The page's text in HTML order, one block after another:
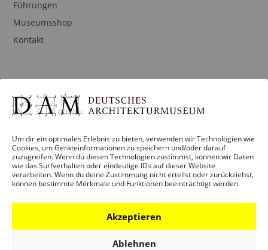
Um dir ein optimales Erlebnis zu bieten, verwenden wir Technologien wie
Cookies, um Geräteinformationen zu speichern und/oder darauf
zuzugreifen. Wenn du diesen Technologien zustimmst, können wir Daten
wie das Surfverhalten oder eindeutige IDs auf dieser Website
verarbeiten. Wenn du deine Zustimmung nicht erteilst oder zurückziehst,
können bestimmte Merkmale und Funktionen beeinträchtigt werden.
Akzeptieren
Ablehnen
Führungen
Museumsshop
Kontakt
PROGRAMM
Ausstellungen
Architekturpreise
Publikationen